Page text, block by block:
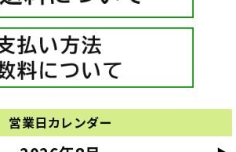
営業日カレンダー